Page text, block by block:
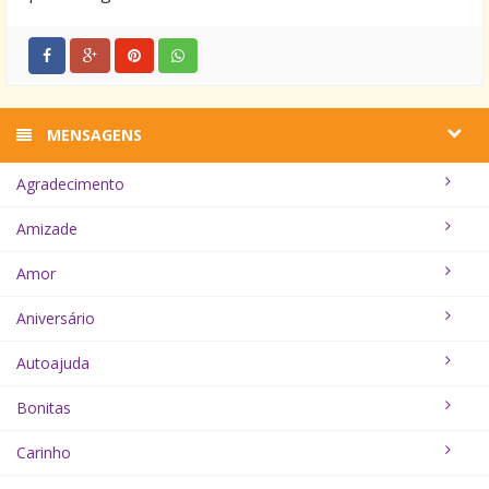
MENSAGENS
Agradecimento
Amizade
Amor
Aniversário
Autoajuda
Bonitas
Carinho